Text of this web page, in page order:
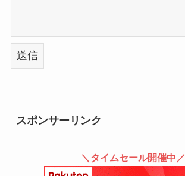
スポンサーリンク
＼タイムセール開催中／